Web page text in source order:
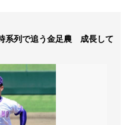
系列で追う金足農 成長して